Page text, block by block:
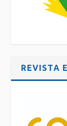
REVISTA